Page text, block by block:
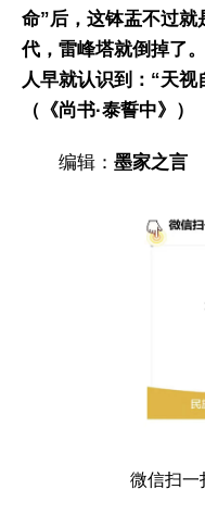
命”后，这钵盂不过
代，雷峰塔就倒掉了
人早就认识到：“天视
（《尚书·泰誓中》）
编辑： 墨家之言
微信扫一